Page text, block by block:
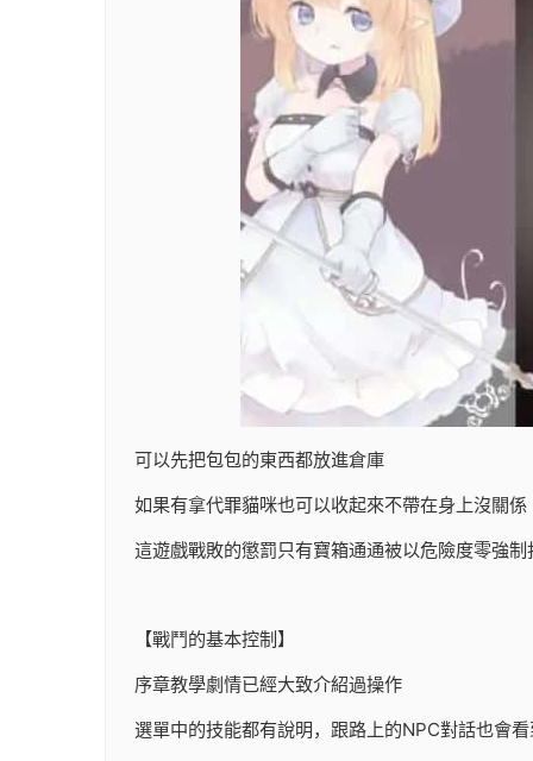
可以先把包包的東西都放進倉庫
如果有拿代罪貓咪也可以收起來不帶在身上沒關係
這遊戲戰敗的懲罰只有寶箱通通被以危險度零強制
【戰鬥的基本控制】
序章教學劇情已經大致介紹過操作
選單中的技能都有說明，跟路上的NPC對話也會